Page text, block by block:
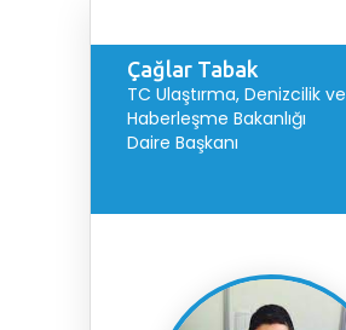
Çağlar Tabak
TC Ulaştırma, Denizcilik ve
Haberleşme Bakanlığı
Daire Başkanı